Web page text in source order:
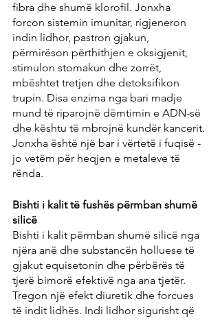
fibra dhe shumë klorofil. Jonxha
forcon sistemin imunitar, rigjeneron
indin lidhor, pastron gjakun,
përmirëson përthithjen e oksigjenit,
stimulon stomakun dhe zorrët,
mbështet tretjen dhe detoksifikon
trupin. Disa enzima nga bari madje
mund të riparojnë dëmtimin e ADN-së
dhe kështu të mbrojnë kundër kancerit.
Jonxha është një bar i vërtetë i fuqisë -
jo vetëm për heqjen e metaleve të
rënda.
Bishti i kalit të fushës përmban shumë
silicë
Bishti i kalit përmban shumë silicë nga
njëra anë dhe substancën holluese të
gjakut equisetonin dhe përbërës të
tjerë bimorë efektivë nga ana tjetër.
Tregon një efekt diuretik dhe forcues
të indit lidhës. Indi lidhor sigurisht që